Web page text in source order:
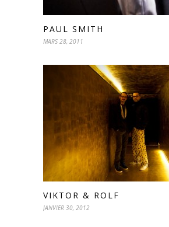
PAUL SMITH
MARS 28, 2011
VIKTOR & ROLF
JANVIER 30, 2012